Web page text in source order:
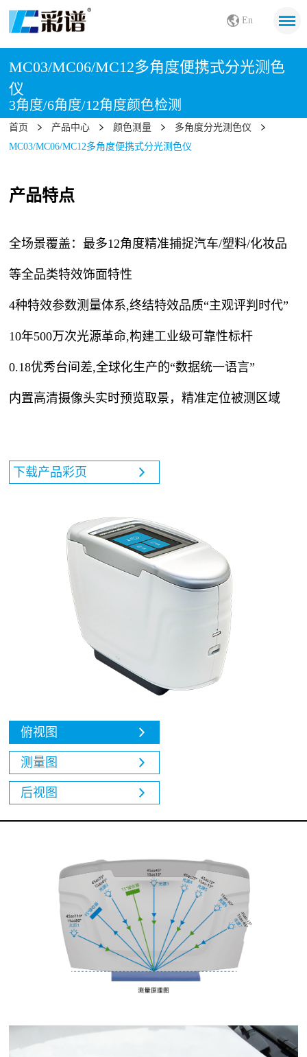
En
MC03/MC06/MC12多角度便携式分光测色
仪
3角度/6角度/12角度颜色检测
首页 产品中心 颜色测量
多角度分光测色仪
MC03/MC06/MC12多角度便携式分光测色仪
产品特点
全场景覆盖：最多12角度精准捕捉汽车/塑料/化妆品
等全品类特效饰面特性
4种特效参数测量体系,终结特效品质“主观评判时代”
10年500万次光源革命,构建工业级可靠性标杆
0.18优秀台间差,全球化生产的“数据统一语言”
内置高清摄像头实时预览取景，精准定位被测区域
下载产品彩页
俯视图
测量图
后视图